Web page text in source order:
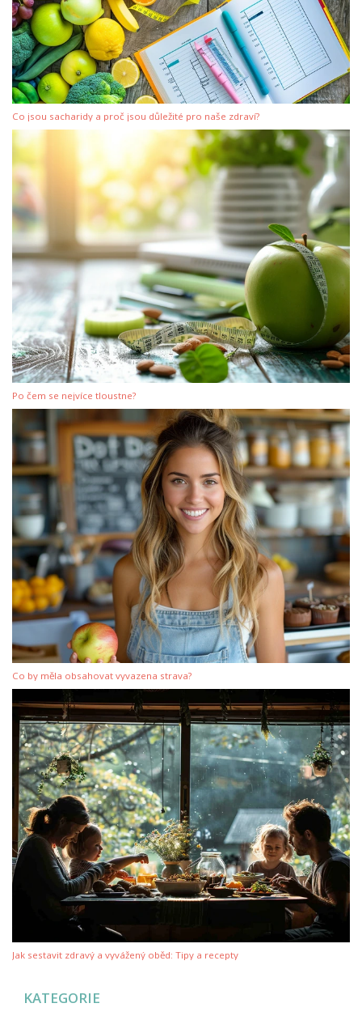
Co jsou sacharidy a proč jsou důležité pro naše zdraví?
Po čem se nejvíce tloustne?
Co by měla obsahovat vyvazena strava?
Jak sestavit zdravý a vyvážený oběd: Tipy a recepty
KATEGORIE